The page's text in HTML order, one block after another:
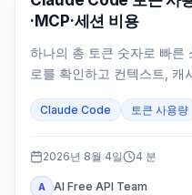
·MCP·세션 비용
하나의 총 토큰 숫자로 빠른
로를 확인하고 컨텍스트, 캐
Claude Code 토큰 사용량
2026년 8월 4일 4 분
A AI Free API Team